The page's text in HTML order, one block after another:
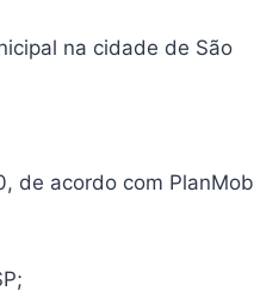
na cidade de São
de acordo com PlanMob